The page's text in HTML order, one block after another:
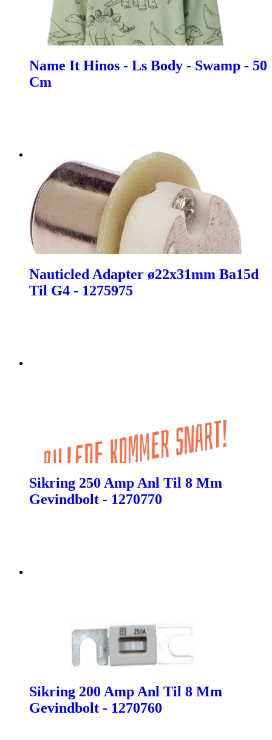
Name It Hinos - Ls Body - Swamp - 50
Cm
Nauticled Adapter ø22x31mm Ba15d
Til G4 - 1275975
Sikring 250 Amp Anl Til 8 Mm
Gevindbolt - 1270770
Sikring 200 Amp Anl Til 8 Mm
Gevindbolt - 1270760